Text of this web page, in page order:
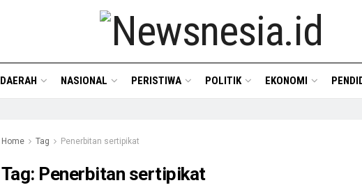
DAERAH NASIONAL PERISTIWA POLITIK EKONOMI
Home Tag Penerbitan sertipikat
Tag: Penerbitan sertipikat